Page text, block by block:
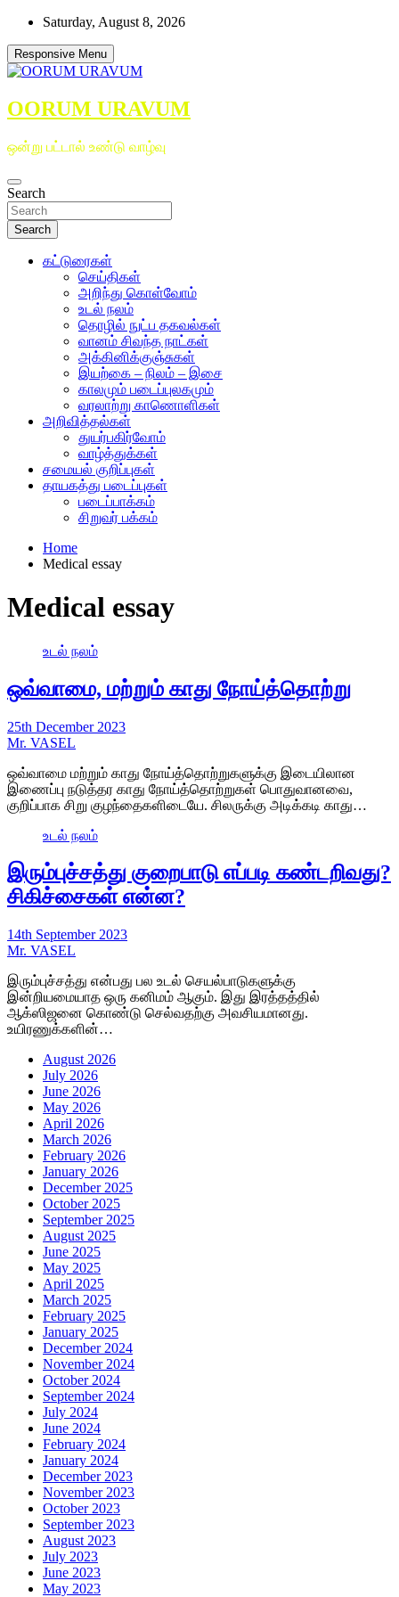
Skip
content
Saturday, August 8, 2026
Responsive Menu
OORUM URAVUM
ஒன்று பட்டால் உண்டு வாழ்வு
Search
Search
கட்டுரைகள்
செய்திகள்
அறிந்து கொள்வோம்
உடல் நலம்
தொழில் நுட்ப தகவல்கள்
வானம் சிவந்த நாட்கள்
அக்கினிக்குஞ்சுகள்
இயற்கை – நிலம் – இசை
காலமும் படைப்புலகமும்
வரலாற்று காணொளிகள்
அறிவித்தல்கள்
துயர்பகிர்வோம்
வாழ்த்துக்கள்
சமையல் குறிப்புகள்
தாயகத்து படைப்புகள்
படைப்பாக்கம்
சிறுவர் பக்கம்
Home
Medical essay
Medical essay
உடல் நலம்
ஒவ்வாமை, மற்றும் காது நோய்த்தொற்று
25th December 2023
Mr. VASEL
ஒவ்வாமை மற்றும் காது நோய்த்தொற்றுகளுக்கு இடையிலான
இணைப்பு நடுத்தர காது நோய்த்தொற்றுகள் பொதுவானவை,
குறிப்பாக சிறு குழந்தைகளிடையே. சிலருக்கு அடிக்கடி காது…
உடல் நலம்
இரும்புச்சத்து குறைபாடு எப்படி கண்டறிவது?
சிகிச்சைகள் என்ன?
14th September 2023
Mr. VASEL
இரும்புச்சத்து என்பது பல உடல் செயல்பாடுகளுக்கு
இன்றியமையாத ஒரு கனிமம் ஆகும். இது இரத்தத்தில்
ஆக்ஸிஜனை கொண்டு செல்வதற்கு அவசியமானது.
உயிரணுக்களின்…
August 2026
July 2026
June 2026
May 2026
April 2026
March 2026
February 2026
January 2026
December 2025
October 2025
September 2025
August 2025
June 2025
May 2025
April 2025
March 2025
February 2025
January 2025
December 2024
November 2024
October 2024
September 2024
July 2024
June 2024
February 2024
January 2024
December 2023
November 2023
October 2023
September 2023
August 2023
July 2023
June 2023
May 2023